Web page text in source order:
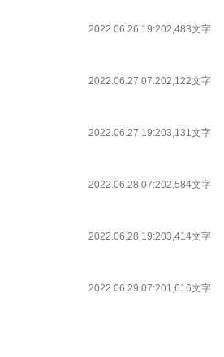
2022.06.26 19:202,483文字
2022.06.27 07:202,122文字
2022.06.27 19:203,131文字
2022.06.28 07:202,584文字
2022.06.28 19:203,414文字
2022.06.29 07:201,616文字